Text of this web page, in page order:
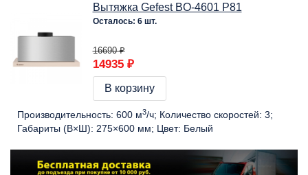
Вытяжка Gefest BO-4601 Р81
Осталось: 6 шт.
16690 ₽
14935 ₽
В корзину
Производительность: 600 м3/ч Количество скоростей: 3
Габариты (В×Ш): 275×600 мм Цвет: Белый